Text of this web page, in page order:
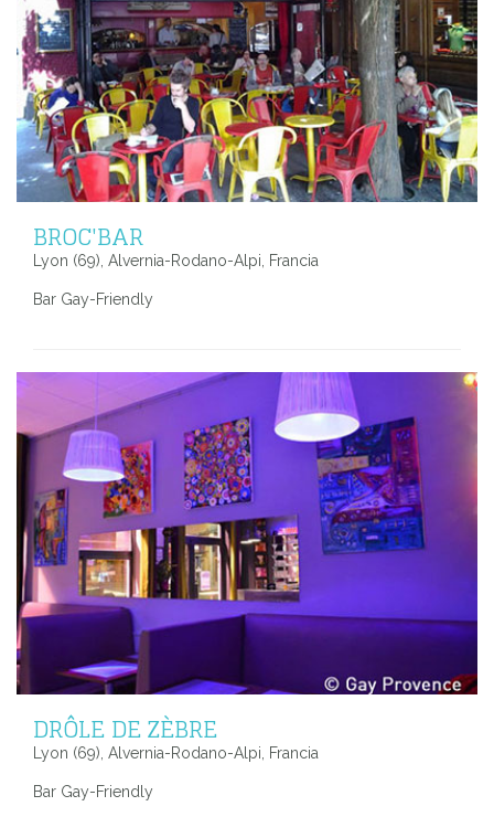
BROC'BAR
Lyon (69), Alvernia-Rodano-Alpi, Francia
Bar Gay-Friendly
DRÔLE DE ZÈBRE
Lyon (69), Alvernia-Rodano-Alpi, Francia
Bar Gay-Friendly